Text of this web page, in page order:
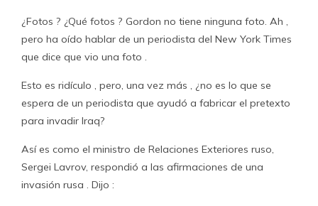
¿Fotos ? ¿Qué fotos ? Gordon no tiene ninguna foto. Ah ,
pero ha oído hablar de un periodista del New York Times
que dice que vio una foto .
Esto es ridículo , pero, una vez más , ¿no es lo que se
espera de un periodista que ayudó a fabricar el pretexto
para invadir Iraq?
Así es como el ministro de Relaciones Exteriores ruso,
Sergei Lavrov, respondió a las afirmaciones de una
invasión rusa . Dijo :